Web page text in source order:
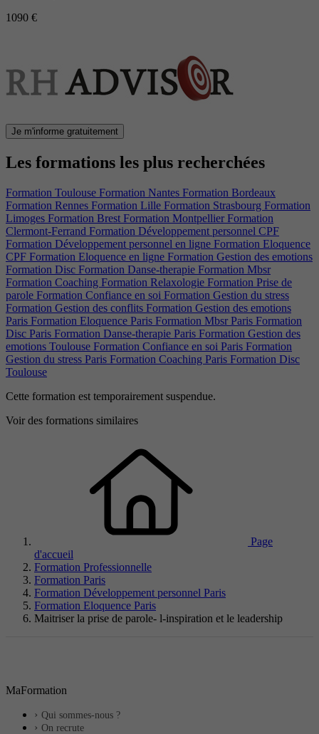
1090 €
Je m'informe gratuitement
Les formations les plus recherchées
Formation Toulouse Formation Nantes Formation Bordeaux
Formation Rennes Formation Lille Formation Strasbourg Formation
Limoges Formation Brest Formation Montpellier Formation
Clermont-Ferrand Formation Développement personnel CPF
Formation Développement personnel en ligne Formation Eloquence
CPF Formation Eloquence en ligne Formation Gestion des emotions
Formation Disc Formation Danse-therapie Formation Mbsr
Formation Coaching Formation Relaxologie Formation Prise de
parole Formation Confiance en soi Formation Gestion du stress
Formation Gestion des conflits Formation Gestion des emotions
Paris Formation Eloquence Paris Formation Mbsr Paris Formation
Disc Paris Formation Danse-therapie Paris Formation Gestion des
emotions Toulouse Formation Confiance en soi Paris Formation
Gestion du stress Paris Formation Coaching Paris Formation Disc
Toulouse
Cette formation est temporairement suspendue.
Voir des formations similaires
Page
d'accueil
Formation Professionnelle
Formation Paris
Formation Développement personnel Paris
Formation Eloquence Paris
Maitriser la prise de parole- l-inspiration et le leadership
MaFormation
Qui sommes-nous ?
On recrute